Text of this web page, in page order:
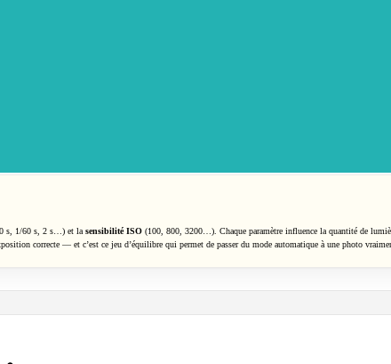
s, 1/60 s, 2 s…) et la sensibilité ISO (100, 800, 3200…). Chaque paramètre influence la quantité de
correcte — et c’est ce jeu d’équilibre qui permet de passer du mode automatique à une photo